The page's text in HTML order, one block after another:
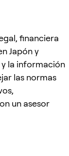
financiera
Japón y
la información
las normas
un asesor